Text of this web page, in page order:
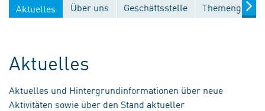
Aktuelles Über uns Geschäftsstelle
Aktuelles
Aktuelles und Hintergrundinformationen über neue
Aktivitäten sowie über den Stand aktueller